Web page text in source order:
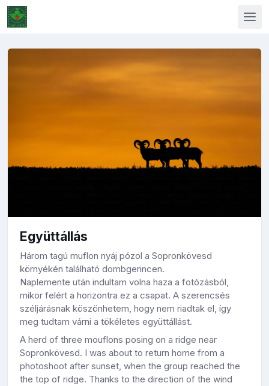
Együttállás
Három tagú muflon nyáj pózol a Sopronkövesd
környékén található dombgerincen.
Naplemente után indultam volna haza a fotózásból,
mikor felért a horizontra ez a csapat. A szerencsés
széljárásnak köszönhetem, hogy nem riadtak el, így
meg tudtam várni a tökéletes együttállást.
A herd of three mouflons posing on a ridge near
Sopronkövesd. I was about to return home from a
photoshoot after sunset, when the group reached the
the top of ridge. Thanks to the direction of the wind